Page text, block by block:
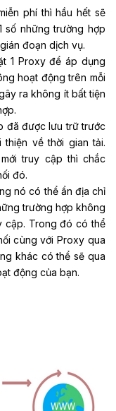
phí thì hầu hết sẽ
số những trường hợp
đoạn dịch vụ.
1 Proxy để áp dụng
hoạt động trên mỗi
ra không ít bất tiện
đã được lưu trữ trước
về thời gian tải.
truy cập thì chắc
đó.
nó có thể ẩn địa chỉ
trường hợp không
cập. Trong đó có thể
cùng với Proxy qua
khác có thể sẽ qua
động của bạn.